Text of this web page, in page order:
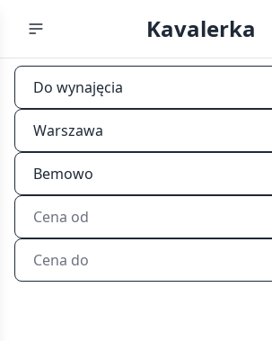
Kavalerka
Tanie
do
Warszawa
Do wynajęcia
Warszawa
Bemowo
Cena od
Cena do